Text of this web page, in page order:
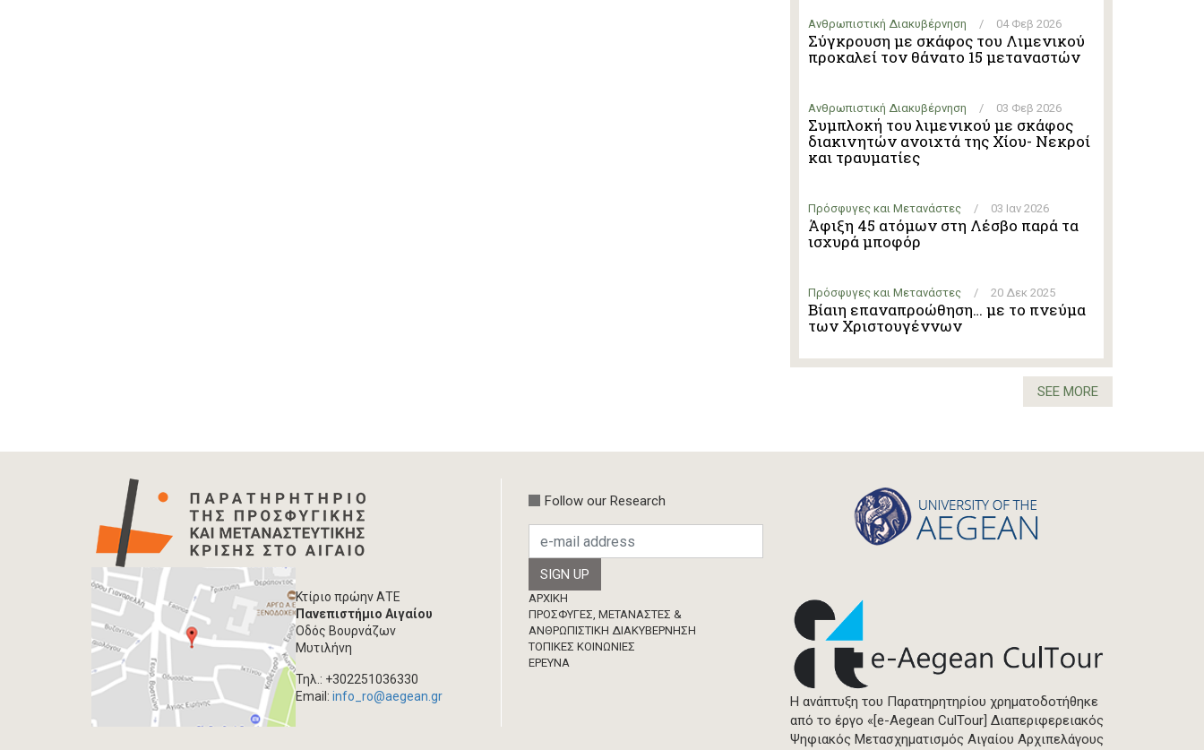
Ανθρωπιστική Διακυβέρνηση / 04 Φεβ 2026
Σύγκρουση με σκάφος του Λιμενικού
προκαλεί τον θάνατο 15 μεταναστών
Ανθρωπιστική Διακυβέρνηση / 03 Φεβ 2026
Συμπλοκή του λιμενικού με σκάφος
διακινητών ανοιχτά της Χίου- Νεκροί
και τραυματίες
Πρόσφυγες και Μετανάστες / 03 Ιαν 2026
Άφιξη 45 ατόμων στη Λέσβο παρά τα
ισχυρά μποφόρ
Πρόσφυγες και Μετανάστες / 20 Δεκ 2025
Βίαιη επαναπροώθηση… με το πνεύμα
των Χριστουγέννων
SEE MORE
Κτίριο πρώην ΑΤΕ
Πανεπιστήμιο Αιγαίου
Οδός Βουρνάζων
Μυτιλήνη
Τηλ.: +302251036330
Email:info_ro@aegean.gr
Follow our Research
Footer
ΑΡΧΙΚΗ
ΠΡΟΣΦΥΓΕΣ, ΜΕΤΑΝΑΣΤΕΣ &
ΑΝΘΡΩΠΙΣΤΙΚΗ ΔΙΑΚΥΒΕΡΝΗΣΗ
ΤΟΠΙΚΕΣ ΚΟΙΝΩΝΙΕΣ
ΈΡΕΥΝΑ
Η ανάπτυξη του Παρατηρητηρίου χρηματοδοτήθηκε
από το έργο «[e-Aegean CulTour] Διαπεριφερειακός
Ψηφιακός Μετασχηματισμός Αιγαίου Αρχιπελάγους